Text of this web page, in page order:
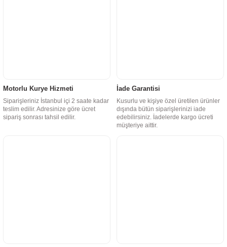
Motorlu Kurye Hizmeti
Siparişleriniz İstanbul içi 2 saate kadar
teslim edilir. Adresinize göre ücret
sipariş sonrası tahsil edilir.
İade Garantisi
Kusurlu ve kişiye özel üretilen ürünler
dışında bütün siparişlerinizi iade
edebilirsiniz. İadelerde kargo ücreti
müşteriye aittir.